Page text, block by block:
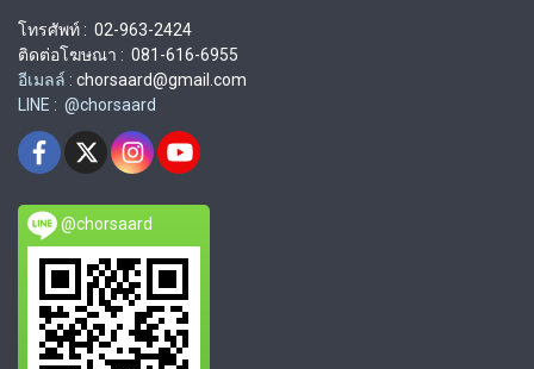
โทรศัพท์ : 02-963-2424
ติดต่อโฆษณา : 081-616-6955
อีเมลล์ : chorsaard@gmail.com
LINE : @chorsaard
@chorsaard